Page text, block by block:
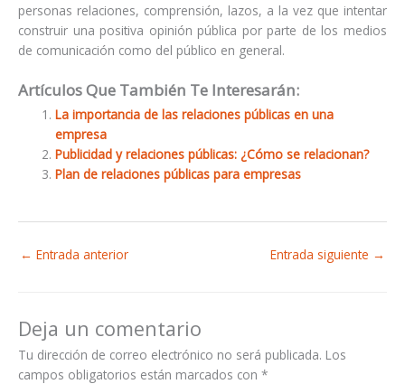
personas relaciones, comprensión, lazos, a la vez que intentar
construir una positiva opinión pública por parte de los medios
de comunicación como del público en general.
Artículos Que También Te Interesarán:
La importancia de las relaciones públicas en una
empresa
Publicidad y relaciones públicas: ¿Cómo se relacionan?
Plan de relaciones públicas para empresas
← Entrada anterior Entrada siguiente →
Deja un comentario
Tu dirección de correo electrónico no será publicada. Los
campos obligatorios están marcados con *